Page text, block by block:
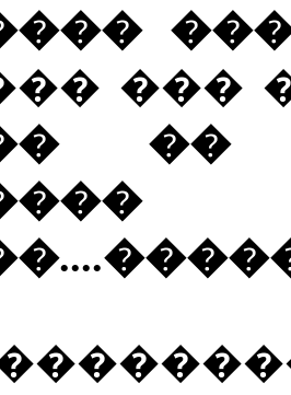
���
���
��